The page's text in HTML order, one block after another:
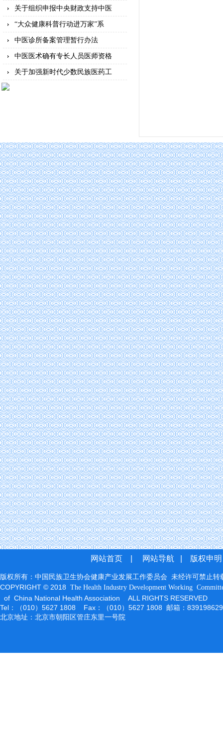
关于组织申报中央财政支持中医
“大众健康科普行动进万家”系
中医诊所备案管理暂行办法
中医医术确有专长人员医师资格
关于加强新时代少数民族医药工
版权所有：中国民族卫生协会健康产业发展工作委员会 未经许可禁止转
COPYRIGHT © 2018 The Health Industry Development Working
of China National Health Association ALL RIGHTS RESERVED
Tel：（010）5627 1808 Fax：（010）5627 1808 邮箱：
北京地址：北京市朝阳区管庄东里一号院
网站首页 网站导航 版权申明